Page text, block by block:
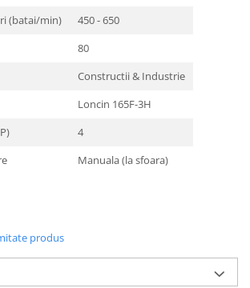
Racire
(batai/min)
450 - 650
80
Constructii & Industrie
Loncin 165F-3H
4
Manuala (la sfoara)
produs